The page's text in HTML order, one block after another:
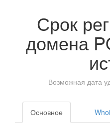
Срок
домена
Возможная дата
Основное